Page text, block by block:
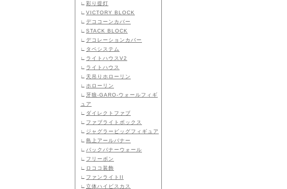
∟ 彩り提灯
∟ VICTORY BLOCK
∟ デココーンカバー
∟ STACK BLOCK
∟ デコレーションカバー
∟ タペシステム
∟ ライトハウスV2
∟ ライトハウス
∟ 天吊りホローリン
∟ ホローリン
∟ 牙狼-GARO-ウォールフィギ
ュア
∟ ダイレクトファブ
∟ ファブライトボックス
∟ ジャグラービッグフィギュア
∟ 島上アールバナー
∟ バックバナーウォール
∟ フリーボン
∟
ロココ装飾
∟ ファンライトII
∟ 立体ハイビスカス